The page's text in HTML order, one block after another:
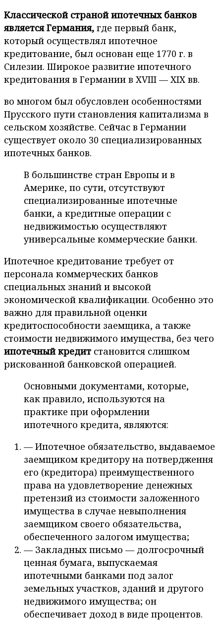
Классической страной ипотечных банков
является Германия, где первый банк,
который осуществлял ипотечное
кредитование, был основан еще 1770 г. в
Силезии. Широкое развитие ипотечного
кредитования в Германии в XVIII — XIX вв.
во многом был обусловлен особенностями
Прусского пути становления капитализма в
сельском хозяйстве. Сейчас в Германии
существует около 30 специализированных
ипотечных банков.
В большинстве стран Европы и в
Америке, по сути, отсутствуют
специализированные ипотечные
банки, а кредитные операции с
недвижимостью осуществляют
универсальные коммерческие банки.
Ипотечное кредитование требует от
персонала коммерческих банков
специальных знаний и высокой
экономической квалификации. Особенно это
важно для правильной оценки
кредитоспособности заемщика, а также
стоимости недвижимого имущества, без чего
ипотечный кредит становится слишком
рискованной банковской операцией.
Основными документами, которые,
как правило, используются на
практике при оформлении
ипотечного кредита, являются:
— Ипотечное обязательство, выдаваемое
заемщиком кредитору на потвердження
его (кредитора) преимущественного
права на удовлетворение денежных
претензий из стоимости заложенного
имущества в случае невыполнения
заемщиком своего обязательства,
обеспеченного залогом имущества;
— Закладных письмо — долгосрочный
ценная бумага, выпускаемая
ипотечными банками под залог
земельных участков, зданий и другого
недвижимого имущества; он
обеспечивает доход в виде процентов.